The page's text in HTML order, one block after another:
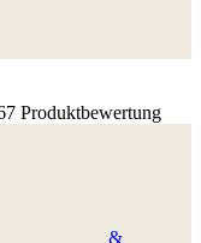
Produktbewertung
&